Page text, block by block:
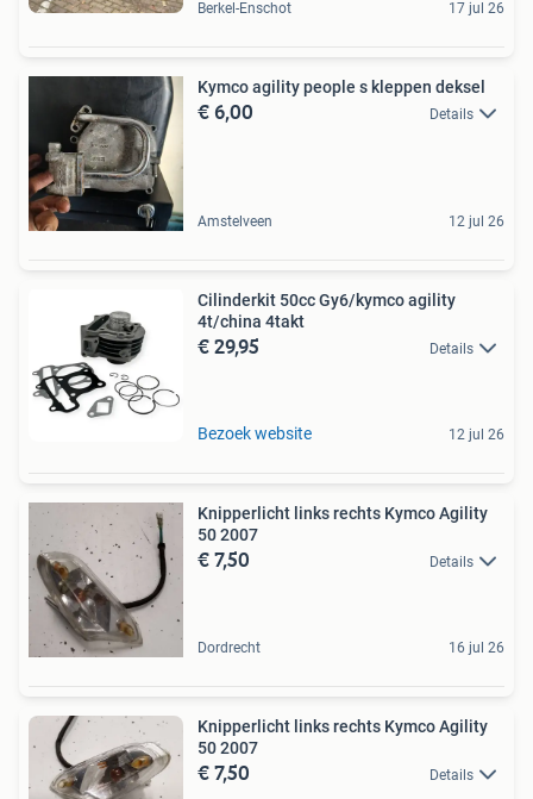
Berkel-Enschot 17 jul 26
Kymco agility people s kleppen deksel
€ 6,00 Details
Amstelveen 12 jul 26
Cilinderkit 50cc Gy6/kymco agility
4t/china 4takt
€ 29,95 Details
Bezoek website 12 jul 26
Knipperlicht links rechts Kymco Agility
50 2007
€ 7,50 Details
Dordrecht 16 jul 26
Knipperlicht links rechts Kymco Agility
50 2007
€ 7,50 Details